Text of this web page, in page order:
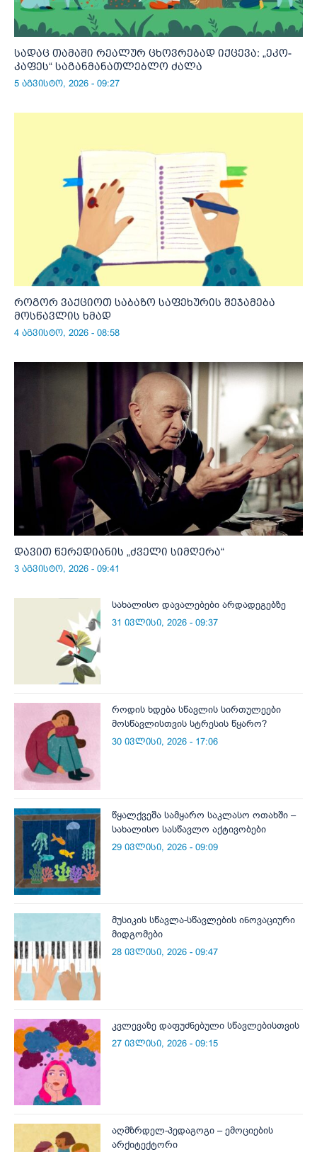
სადაც თამაში რეალურ ცხოვრებად იქცევა: „ეკო-
კაფეს“ საგანმანათლებლო ძალა
5 აგვისტო, 2026 - 09:27
როგორ ვაქციოთ საბაზო საფეხურის შეჯამება
მოსწავლის ხმად
4 აგვისტო, 2026 - 08:58
დავით წერედიანის „ძველი სიმღერა“
3 აგვისტო, 2026 - 09:41
სახალისო დავალებები არდადეგებზე
31 ივლისი, 2026 - 09:37
როდის ხდება სწავლის სირთულეები
მოსწავლისთვის სტრესის წყარო?
30 ივლისი, 2026 - 17:06
წყალქვეშა სამყარო საკლასო ოთახში –
სახალისო სასწავლო აქტივობები
29 ივლისი, 2026 - 09:09
მუსიკის სწავლა-სწავლების ინოვაციური
მიდგომები
28 ივლისი, 2026 - 09:47
კვლევაზე დაფუძნებული სწავლებისთვის
27 ივლისი, 2026 - 09:15
აღმზრდელ-პედაგოგი – ემოციების
არქიტექტორი